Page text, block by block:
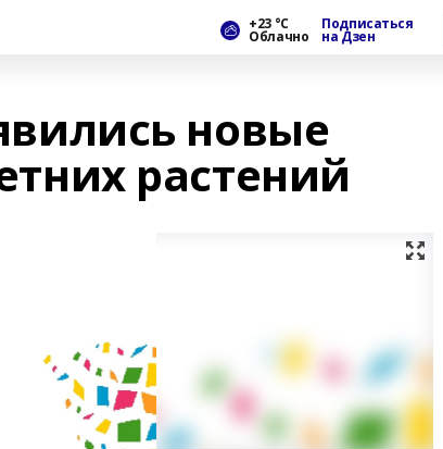
+23 °С
Облачно
Подписаться
на Дзен
новые
растений